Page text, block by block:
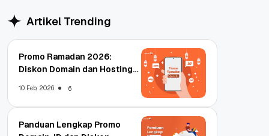
Artikel Trending
Promo Ramadan 2026:
Diskon Domain dan Hosting
10 Feb, 2026 6
Panduan Lengkap Promo